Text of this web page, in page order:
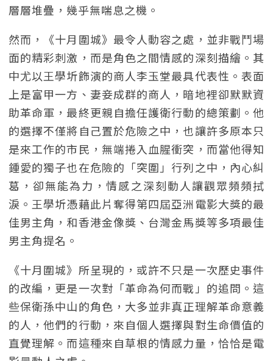
層層堆疊，幾乎無喘息之機。
然而，《十月圍城》最令人動容之處，並非戰鬥場
面的精彩刺激，而是角色之間情感的深刻描繪。其
中尤以王學圻飾演的商人李玉堂最具代表性。表面
上是富甲一方、妻妾成群的商人，暗地裡卻默默資
助革命軍，最終更親自擔任護衛行動的總策劃。他
的選擇不僅將自己置於危險之中，也讓許多原本只
是來工作的市民，無端捲入血腥衝突，而當他得知
鍾愛的獨子也在危險的「突圍」行列之中，內心糾
葛，卻無能為力，情感之深刻動人讓觀眾頻頻拭
淚。王學圻憑藉此片奪得第四屆亞洲電影大獎的最
佳男主角，和香港金像獎、台灣金馬獎等多項最佳
男主角提名。
《十月圍城》所呈現的，或許不只是一次歷史事件
的改編，更是一次對「革命為何而戰」的追問。這
些保衛孫中山的角色，大多並非真正理解革命意義
的人，他們的行動，來自個人選擇與對生命價值的
直覺理解。而這種來自草根的情感力量，恰恰是電